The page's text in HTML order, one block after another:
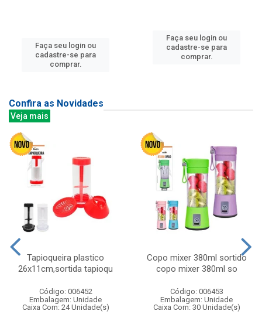
Faça seu login ou
cadastre-se para
comprar.
Faça seu login ou
cadastre-se para
comprar.
Confira as Novidades
Veja mais
Tapioqueira plastico
26x11cm,sortida tapioqu
Código: 006452
Embalagem: Unidade
Caixa Com: 24 Unidade(s)
Copo mixer 380ml sortido
copo mixer 380ml so
Código: 006453
Embalagem: Unidade
Caixa Com: 30 Unidade(s)